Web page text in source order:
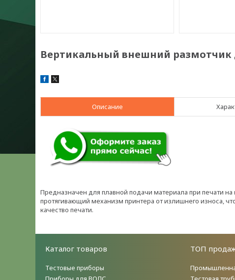
Вертикальный внешний
Описание
Предназначен для плавной подачи материала при печати
протягивающий механизм принтера от излишнего износа,
качество печати.
Каталог товаров
Тестовые приборы
ТОП